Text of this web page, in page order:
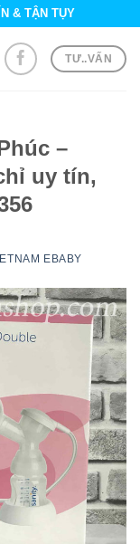
& TẬN TỤY
TƯ..VẤN
–
uy tín,
EBABY